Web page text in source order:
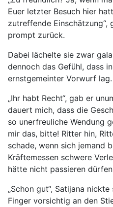
Euer letzter Besuch hier
zutreffende Einschätzung“,
prompt zurück.
Dabei lächelte sie zwar
dennoch das Gefühl, dass
ernstgemeinter Vorwurf lag.
„Ihr habt Recht“, gab er
dauert mich, dass die
so unerfreuliche Wendung
mir das, bitte! Ritter hin,
schade, wenn sich jemand
Kräftemessen schwere
hätte nicht passieren
„Schon gut“, Satijana
Finger vorsichtig an den